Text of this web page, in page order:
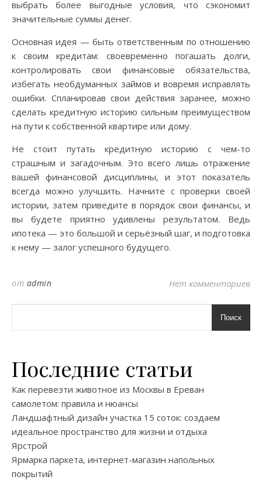
выбрать более выгодные условия, что сэкономит
значительные суммы денег.
Основная идея — быть ответственным по отношению
к своим кредитам: своевременно погашать долги,
контролировать свои финансовые обязательства,
избегать необдуманных займов и вовремя исправлять
ошибки. Спланировав свои действия заранее, можно
сделать кредитную историю сильным преимуществом
на пути к собственной квартире или дому.
Не стоит путать кредитную историю с чем-то
страшным и загадочным. Это всего лишь отражение
вашей финансовой дисциплины, и этот показатель
всегда можно улучшить. Начните с проверки своей
истории, затем приведите в порядок свои финансы, и
вы будете приятно удивлены результатом. Ведь
ипотека — это большой и серьёзный шаг, и подготовка
к нему — залог успешного будущего.
от admin Нет комментариев
Поиск
Последние статьи
Как перевезти животное из Москвы в Ереван
самолетом: правила и нюансы
Ландшафтный дизайн участка 15 соток: создаем
идеальное пространство для жизни и отдыха
Ярстрой
Ярмарка паркета, интернет-магазин напольных
покрытий